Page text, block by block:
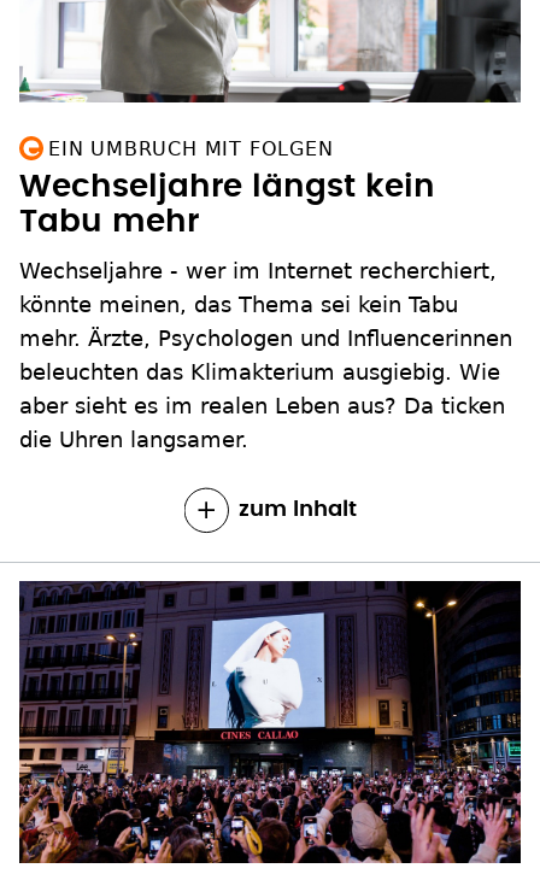
EIN UMBRUCH MIT FOLGEN
Wechseljahre längst kein
Tabu mehr
Wechseljahre - wer im Internet recherchiert,
könnte meinen, das Thema sei kein Tabu
mehr. Ärzte, Psychologen und Influencerinnen
beleuchten das Klimakterium ausgiebig. Wie
aber sieht es im realen Leben aus? Da ticken
die Uhren langsamer.
zum Inhalt